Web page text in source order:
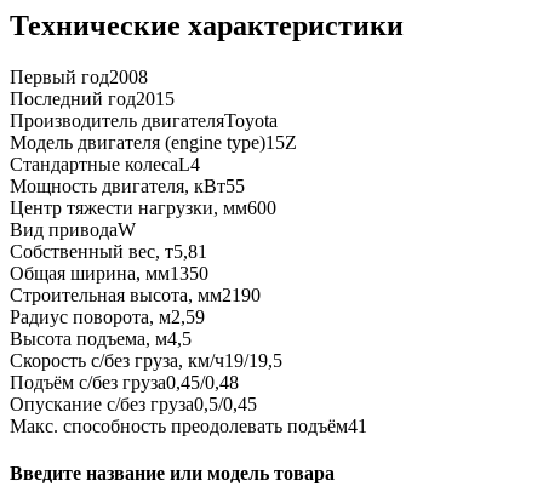
Технические характеристики
Первый год2008
Последний год2015
Производитель двигателяToyota
Модель двигателя (engine type)15Z
Стандартные колесаL4
Мощность двигателя, кВт55
Центр тяжести нагрузки, мм600
Вид приводаW
Собственный вес, т5,81
Общая ширина, мм1350
Строительная высота, мм2190
Радиус поворота, м2,59
Высота подъема, м4,5
Скорость с/без груза, км/ч19/19,5
Подъём с/без груза0,45/0,48
Опускание с/без груза0,5/0,45
Макс. способность преодолевать подъём41
Введите название или модель товара